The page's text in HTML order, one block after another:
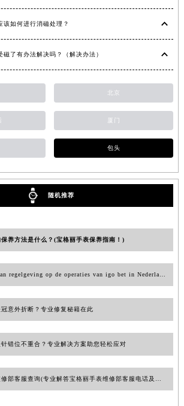
该如何进行消磁处理？
磁了有办法解决吗？（解决办法）
北京
厦门
包头
随机推荐
养方法是什么？(宝格丽手表保养指南！)
De invloed van regelgeving op de operaties van igo bet in Nederland
意外折断？专业修复秘籍在此
错位不重合？专业解决方案助您轻松应对
宝格丽手表维修部客服查询(专业解答宝格丽手表维修部客服电话及服务流程)